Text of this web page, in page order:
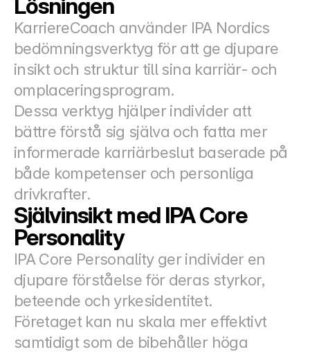
Lösningen
KarriereCoach använder IPA Nordics
bedömningsverktyg för att ge djupare
insikt och struktur till sina karriär- och
omplaceringsprogram.
Dessa verktyg hjälper individer att
bättre förstå sig själva och fatta mer
informerade karriärbeslut baserade på
både kompetenser och personliga
drivkrafter.
Självinsikt med IPA Core
Personality
IPA Core Personality ger individer en
djupare förståelse för deras styrkor,
beteende och yrkesidentitet.
Företaget kan nu skala mer effektivt
samtidigt som de bibehåller höga